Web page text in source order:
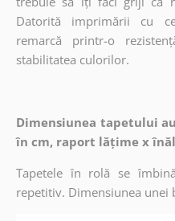
Datorită imprimării cu
remarcă printr-o
stabilitatea culorilor.
Dimensiunea tapetului
în cm, raport lățime x
Tapetele în rolă se
repetitiv. Dimensiunea unei